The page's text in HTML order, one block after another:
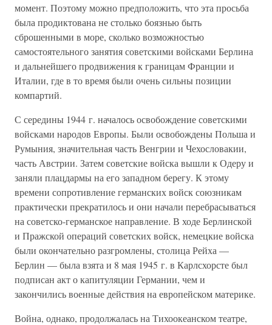
момент. Поэтому можно предположить, что эта просьба
была продиктована не столько боязнью быть
сброшенными в море, сколько возможностью
самостоятельного занятия советскими войсками Берлина
и дальнейшего продвижения к границам Франции и
Италии, где в то время были очень сильны позиции
компартий.
С середины 1944 г. началось освобождение советскими
войсками народов Европы. Были освобождены Польша и
Румыния, значительная часть Венгрии и Чехословакии,
часть Австрии. Затем советские войска вышли к Одеру и
заняли плацдармы на его западном берегу. К этому
времени сопротивление германских войск союзникам
практически прекратилось и они начали перебрасываться
на советско-германское направление. В ходе Берлинской
и Пражской операций советских войск, немецкие войска
были окончательно разгромлены, столица Рейха —
Берлин — была взята и 8 мая 1945 г. в Карлсхорсте был
подписан акт о капитуляции Германии, чем и
закончились военные действия на европейском материке.
Война, однако, продолжалась на Тихоокеанском театре,